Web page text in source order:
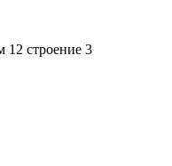
12 строение 3